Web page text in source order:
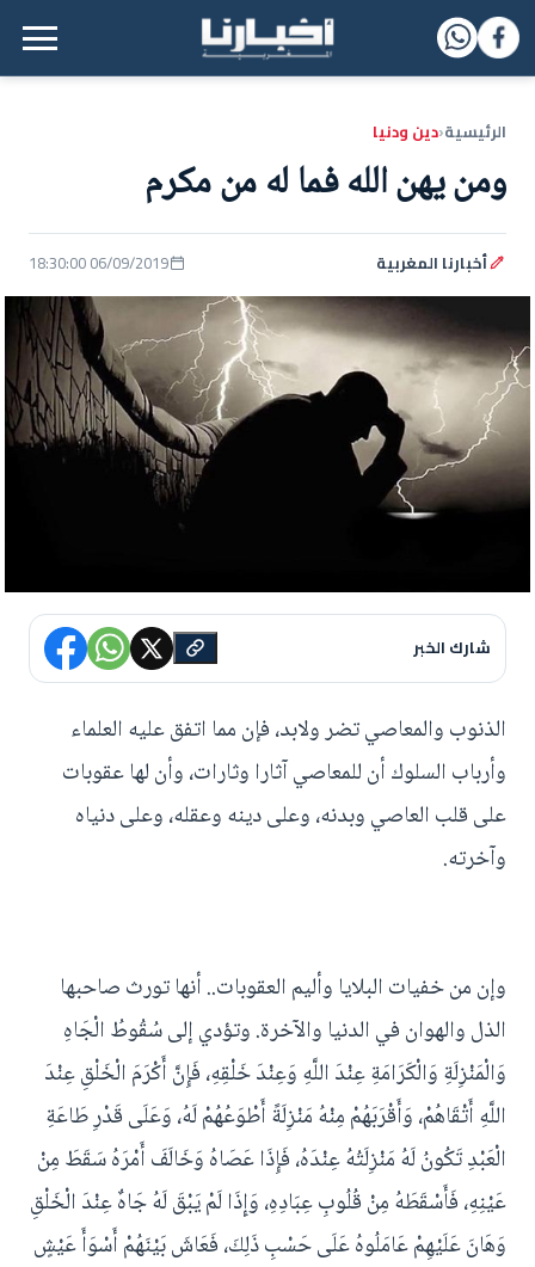
القائمة الرئيسية
الرئيسية‹دين ودنيا
ومن يهن الله فما له من مكرم
أخبارنا المغربية 06/09/2019 18:30:00
شارك الخبر
الذنوب والمعاصي تضر ولابد، فإن مما اتفق عليه العلماء
وأرباب السلوك أن للمعاصي آثارا وثارات، وأن لها عقوبات
على قلب العاصي وبدنه، وعلى دينه وعقله، وعلى دنياه
وآخرته.
وإن من خفيات البلايا وأليم العقوبات.. أنها تورث صاحبها
الذل والهوان في الدنيا والآخرة. وتؤدي إلى سُقُوطُ الْجَاهِ
وَالْمَنْزِلَةِ وَالْكَرَامَةِ عِنْدَ اللَّهِ وَعِنْدَ خَلْقِهِ، فَإِنَّ أَكْرَمَ الْخَلْقِ عِنْدَ
اللَّهِ أَتْقَاهُمْ، وَأَقْرَبَهُمْ مِنْهُ مَنْزِلَةً أَطْوَعُهُمْ لَهُ، وَعَلَى قَدْرِ طَاعَةِ
الْعَبْدِ تَكُونُ لَهُ مَنْزِلَتُهُ عِنْدَهُ، فَإِذَا عَصَاهُ وَخَالَفَ أَمْرَهُ سَقَطَ مِنْ
عَيْنِهِ، فَأَسْقَطَهُ مِنْ قُلُوبِ عِبَادِهِ، وَإِذَا لَمْ يَبْقَ لَهُ جَاهٌ عِنْدَ الْخَلْقِ
وَهَانَ عَلَيْهِمْ عَامَلُوهُ عَلَى حَسْبِ ذَلِكَ، فَعَاشَ بَيْنَهُمْ أَسْوَأَ عَيْشٍ